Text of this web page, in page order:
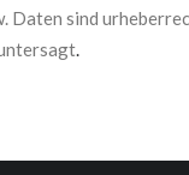
sind
.